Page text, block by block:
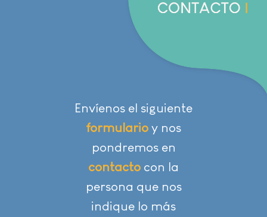
Envíenos el siguiente
formulario y nos
pondremos en
contacto con la
persona que nos
indique lo más